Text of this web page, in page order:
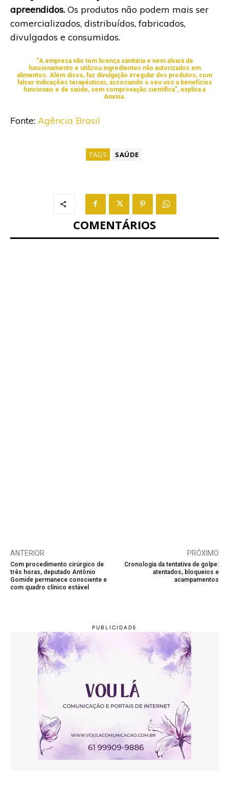
apreendidos. Os produtos não podem mais ser
comercializados, distribuídos, fabricados,
divulgados e consumidos.
“A empresa não tem licença sanitária e nem alvará de
funcionamento e utilizou ingredientes não autorizados em
alimentos. Além disso, faz divulgação irregular dos produtos, com
falsas indicações terapêuticas, associando o seu uso a benefícios
funcionais e de saúde, sem comprovação científica”, explica a
Anvisa.
Fonte: Agência Brasil
TAGS SAÚDE
COMENTÁRIOS
ANTERIOR
Com procedimento cirúrgico de
três horas, deputado Antônio
Gomide permanece consciente e
com quadro clínico estável
PRÓXIMO
Cronologia da tentativa de golpe:
atentados, bloqueios e
acampamentos